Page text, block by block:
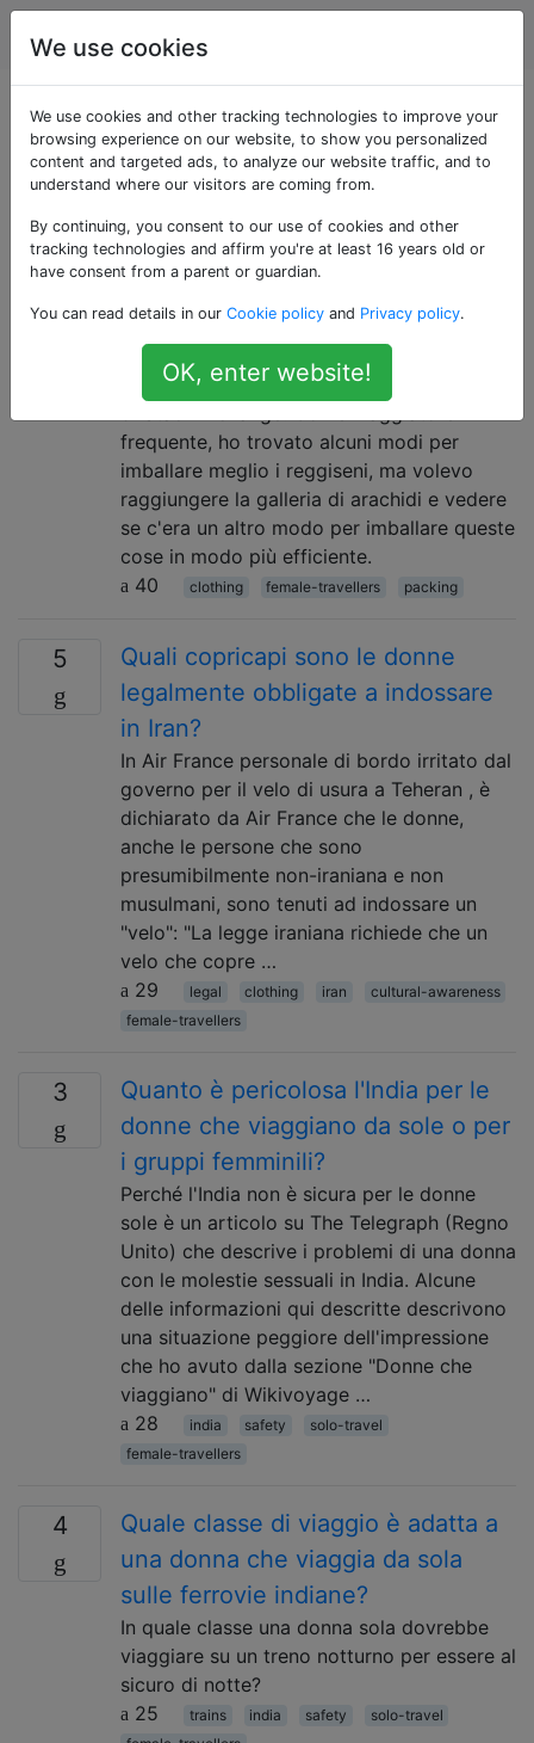
Viaggio
Domande taggate
«female-travellers»
Domande su argomenti specifici per le donne in
viaggio.
4
Metodo di imballaggio ottimale per
reggiseni?
Questa è una domanda per tutte le donne
frequente, ho trovato alcuni modi per
imballare meglio i reggiseni, ma volevo
raggiungere la galleria di arachidi e vedere
se c'era un altro modo per imballare queste
cose in modo più efficiente.
40
clothing female-travellers packing
5
Quali copricapi sono le donne
legalmente obbligate a indossare
in Iran?
In Air France personale di bordo irritato dal
governo per il velo di usura a Teheran , è
dichiarato da Air France che le donne,
anche le persone che sono
presumibilmente non-iraniana e non
musulmani, sono tenuti ad indossare un
"velo": "La legge iraniana richiede che un
velo che copre …
29
legal clothing iran
cultural-awareness
female-travellers
3
Quanto è pericolosa l'India per le
donne che viaggiano da sole o per
i gruppi femminili?
Perché l'India non è sicura per le donne
sole è un articolo su The Telegraph (Regno
Unito) che descrive i problemi di una donna
con le molestie sessuali in India. Alcune
delle informazioni qui descritte descrivono
una situazione peggiore dell'impressione
che ho avuto dalla sezione "Donne che
viaggiano" di Wikivoyage …
28
india safety
solo-travel
female-travellers
4
Quale classe di viaggio è adatta a
una donna che viaggia da sola
sulle ferrovie indiane?
In quale classe una donna sola dovrebbe
viaggiare su un treno notturno per essere al
sicuro di notte?
25
trains india safety
solo-travel
We use cookies
We use cookies and other tracking technologies to improve your
browsing experience on our website, to show you personalized
content and targeted ads, to analyze our website traffic, and to
understand where our visitors are coming from.
By continuing, you consent to our use of cookies and other
tracking technologies and affirm you're at least 16 years old or
have consent from a parent or guardian.
You can read details in our Cookie policy and Privacy policy.
OK, enter website!